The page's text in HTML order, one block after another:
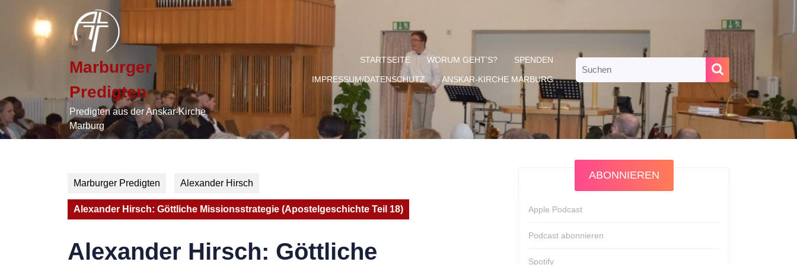
content
Marburger
Predigten
Predigten aus der Anskar-Kirche
Marburg
STARTSEITE WORUM GEHT’S? SPENDEN
IMPRESSUM/DATENSCHUTZ ANSKAR-KIRCHE MARBURG
for:
Marburger Predigten Alexander Hirsch
Alexander Hirsch: Göttliche Missionsstrategie (Apostelgeschichte Teil 18)
Alexander Hirsch: Göttliche
ABONNIEREN
Apple Podcast
Podcast abonnieren
Spotify